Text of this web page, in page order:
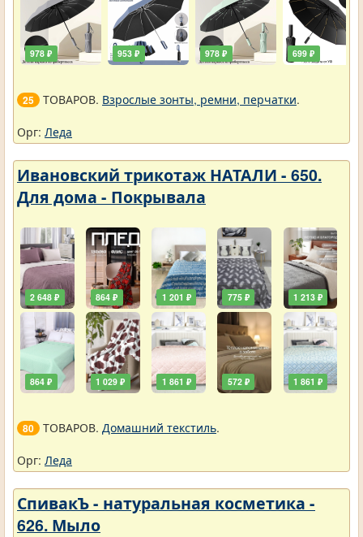
978 ₽ 953 ₽ 978 ₽ 699 ₽
25 ТОВАРОВ. Взрослые зонты, ремни, перчатки.
Орг: Леда
Ивановский трикотаж НАТАЛИ - 650.
Для дома - Покрывала
2 648 ₽
864 ₽
864 ₽
1 029 ₽
1 201 ₽
1 861 ₽
775 ₽
572 ₽
1 213 ₽
1 861 ₽
80 ТОВАРОВ. Домашний текстиль.
Орг: Леда
СпивакЪ - натуральная косметика -
626. Мыло